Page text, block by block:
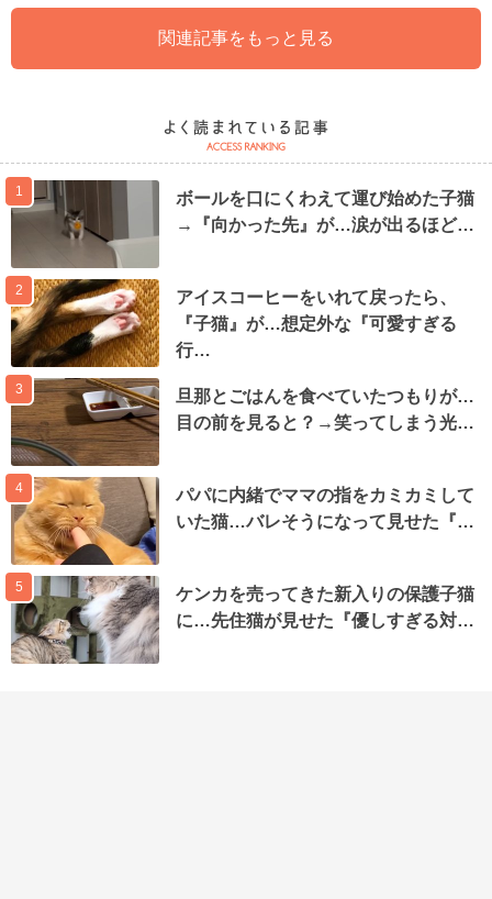
関連記事をもっと見る
1
ボールを口にくわえて運び始めた子猫
→『向かった先』が…涙が出るほど…
2
アイスコーヒーをいれて戻ったら、
『子猫』が…想定外な『可愛すぎる
行…
3
旦那とごはんを食べていたつもりが…
目の前を見ると？→笑ってしまう光…
4
パパに内緒でママの指をカミカミして
いた猫…バレそうになって見せた『…
5
ケンカを売ってきた新入りの保護子猫
に…先住猫が見せた『優しすぎる対…